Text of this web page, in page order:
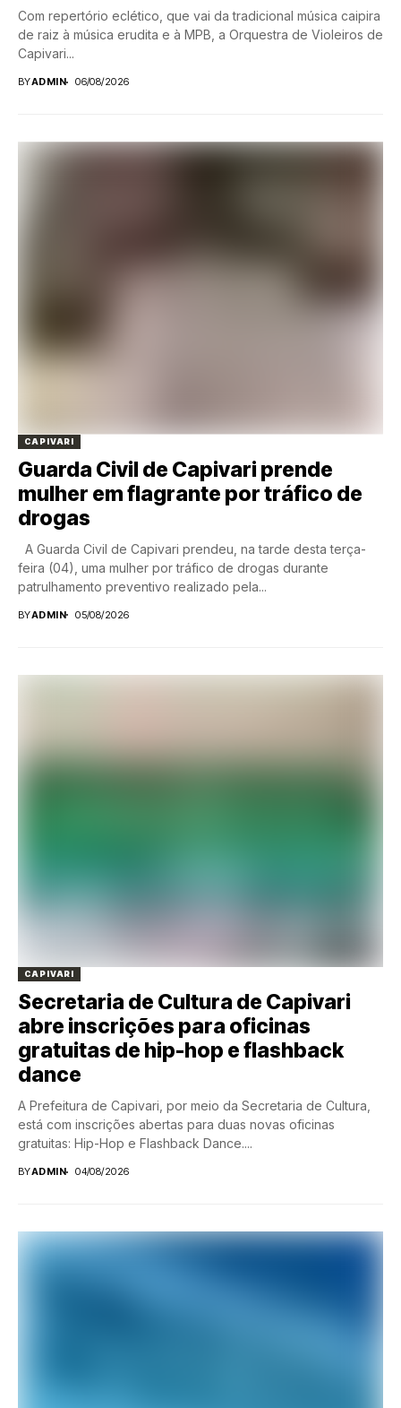
Com repertório eclético, que vai da tradicional música caipira
de raiz à música erudita e à MPB, a Orquestra de Violeiros de
Capivari...
BYADMIN 06/08/2026
CAPIVARI
Guarda Civil de Capivari prende
mulher em flagrante por tráfico de
drogas
A Guarda Civil de Capivari prendeu, na tarde desta terça-
feira (04), uma mulher por tráfico de drogas durante
patrulhamento preventivo realizado pela...
BYADMIN 05/08/2026
CAPIVARI
Secretaria de Cultura de Capivari
abre inscrições para oficinas
gratuitas de hip-hop e flashback
dance
A Prefeitura de Capivari, por meio da Secretaria de Cultura,
está com inscrições abertas para duas novas oficinas
gratuitas: Hip-Hop e Flashback Dance....
BYADMIN 04/08/2026